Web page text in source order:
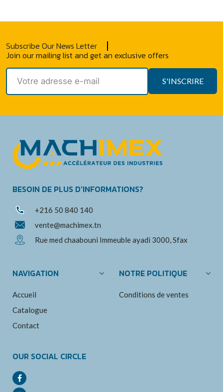
Subscribe Our News Letter
Join our mailing list and get an exclusive offers
S'INSCRIRE
BESOIN DE PLUS D'INFORMATIONS?
+216 50 840 140
vente@machimex.tn
Rue med chaabouni Immeuble ayadi 3000, Sfax
NAVIGATION
Accueil
Catalogue
Contact
NOTRE POLITIQUE
Conditions de ventes
OUR SOCIAL CIRCLE